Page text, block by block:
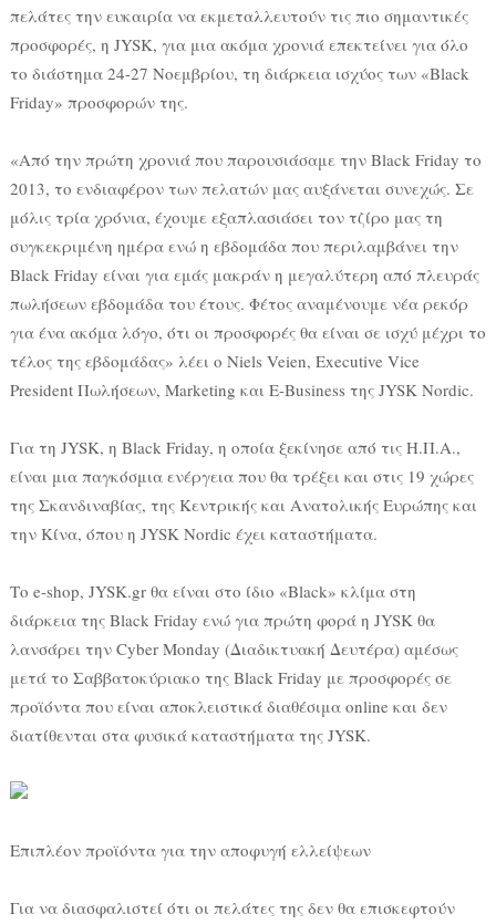
πελάτες την ευκαιρία να εκμεταλλευτούν τις πιο σημαντικές
προσφορές, η JYSK, για μια ακόμα χρονιά επεκτείνει για όλο
το διάστημα 24-27 Νοεμβρίου, τη διάρκεια ισχύος των «Black
Friday» προσφορών της.
«Από την πρώτη χρονιά που παρουσιάσαμε την Black Friday το
2013, το ενδιαφέρον των πελατών μας αυξάνεται συνεχώς. Σε
μόλις τρία χρόνια, έχουμε εξαπλασιάσει τον τζίρο μας τη
συγκεκριμένη ημέρα ενώ η εβδομάδα που περιλαμβάνει την
Black Friday είναι για εμάς μακράν η μεγαλύτερη από πλευράς
πωλήσεων εβδομάδα του έτους. Φέτος αναμένουμε νέα ρεκόρ
για ένα ακόμα λόγο, ότι οι προσφορές θα είναι σε ισχύ μέχρι το
τέλος της εβδομάδας» λέει ο Niels Veien, Executive Vice
President Πωλήσεων, Marketing και E-Business της JYSK Nordic.
Για τη JYSK, η Black Friday, η οποία ξεκίνησε από τις Η.Π.Α.,
είναι μια παγκόσμια ενέργεια που θα τρέξει και στις 19 χώρες
της Σκανδιναβίας, της Κεντρικής και Ανατολικής Ευρώπης και
την Κίνα, όπου η JYSK Nordic έχει καταστήματα.
Το e-shop, JYSK.gr θα είναι στο ίδιο «Black» κλίμα στη
διάρκεια της Black Friday ενώ για πρώτη φορά η JYSK θα
λανσάρει την Cyber Monday (Διαδικτυακή Δευτέρα) αμέσως
μετά το Σαββατοκύριακο της Black Friday με προσφορές σε
προϊόντα που είναι αποκλειστικά διαθέσιμα online και δεν
διατίθενται στα φυσικά καταστήματα της JYSK.
Επιπλέον προϊόντα για την αποφυγή ελλείψεων
Για να διασφαλιστεί ότι οι πελάτες της δεν θα επισκεφτούν